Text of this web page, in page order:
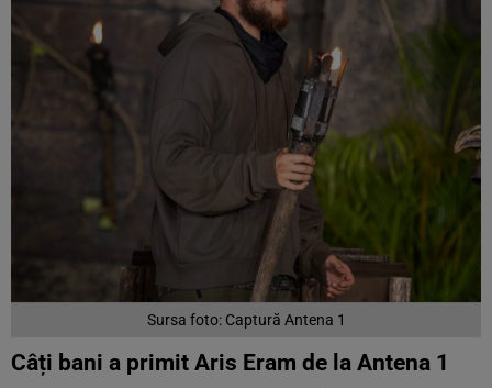
Sursa foto: Captură Antena 1
Câți bani a primit Aris Eram de la Antena 1